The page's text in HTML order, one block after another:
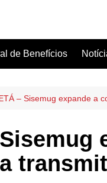
de Benefícios
– Sisemug expande a